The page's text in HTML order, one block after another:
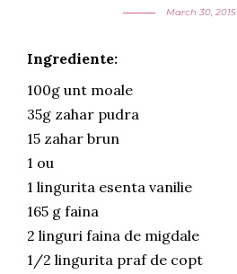
March 30, 2015
Ingrediente:
100g unt moale
35g zahar pudra
15 zahar brun
1 ou
1 lingurita esenta vanilie
165 g faina
2 linguri faina de migdale
1/2 lingurita praf de copt